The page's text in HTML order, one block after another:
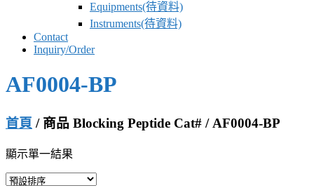
Equipments(待資料)
Instruments(待資料)
Contact
Inquiry/Order
AF0004-BP
首頁 / 商品 Blocking Peptide Cat# / AF0004-BP
顯示單一結果